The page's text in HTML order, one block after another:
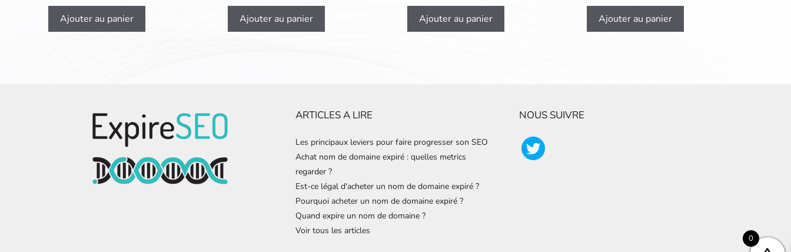
Ajouter au panier Ajouter au panier Ajouter au panier Ajouter au panier
ARTICLES A LIRE
Les principaux leviers pour faire progresser son SEO
Achat nom de domaine expiré : quelles metrics
regarder ?
Est-ce légal d'acheter un nom de domaine expiré ?
Pourquoi acheter un nom de domaine expiré ?
Quand expire un nom de domaine ?
Voir tous les articles
NOUS SUIVRE
0